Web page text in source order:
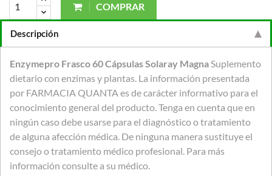
COMPRAR
Descripción
Enzymepro Frasco 60 Cápsulas Solaray MagnaSuplemento
dietario con enzimas y plantas. La información presentada
por FARMACIA QUANTA es de carácter informativo para el
conocimiento general del producto. Tenga en cuenta que en
ningún caso debe usarse para el diagnóstico o tratamiento
de alguna afección médica. De ninguna manera sustituye el
consejo o tratamiento médico profesional. Para más
información consulte a su médico.